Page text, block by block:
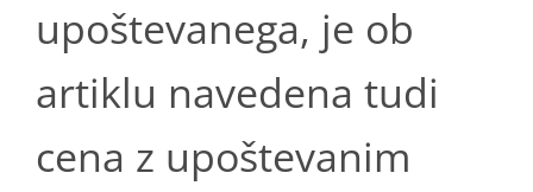
upoštevanega, je ob
artiklu navedena tudi
cena z upoštevanim